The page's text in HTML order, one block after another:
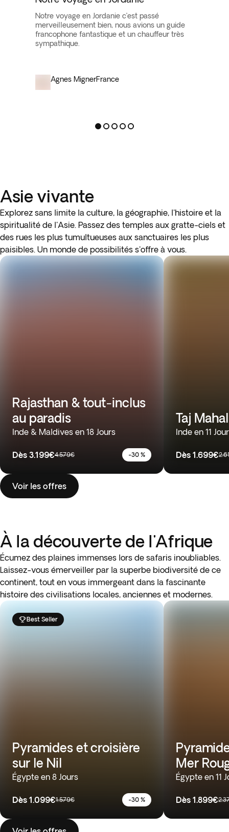
Notre voyage en Jordanie c’est passé
merveilleusement bien, nous avions un guide
francophone fantastique et un chauffeur très
sympathique.
Agnes MignerFrance
Asie vivante
Explorez sans limite la culture, la géographie, l'histoire et la
spiritualité de l'Asie. Passez des temples aux gratte-ciels et
des rues les plus tumultueuses aux sanctuaires les plus
paisibles. Un monde de possibilités s'offre à vous.
Rajasthan & tout-inclus
au paradis
Inde & Maldives en 18 Jours
Dès 3.199€4.579€ -30 %
Taj
Inde en 11
Dès 1.699€
Voir les offres
À la découverte de l'Afrique
Écumez des plaines immenses lors de safaris inoubliables.
Laissez-vous émerveiller par la superbe biodiversité de ce
continent, tout en vous immergeant dans la fascinante
histoire des civilisations locales, anciennes et modernes.
Best Seller
Pyramides et croisière
sur le Nil
Égypte en 8 Jours
Dès 1.099€1.579€ -30 %
Mer
Égypte en 11
Dès 1.899€